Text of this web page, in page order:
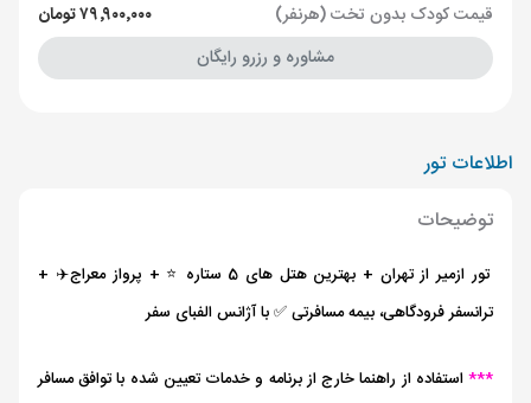
قیمت کودک بدون تخت (هرنفر)
۷۹٬۹۰۰٬۰۰۰ تومان
مشاوره و رزرو رایگان
اطلاعات تور
توضیحات
تور ازمیر از تهران + بهترین هتل های 5 ستاره ⭐️ + پرواز معراج✈️ +
ترانسفر فرودگاهی، بیمه مسافرتی ✅ با آژانس الفبای سفر
***استفاده از راهنما خارج از برنامه و خدمات تعیین شده با توافق مسافر